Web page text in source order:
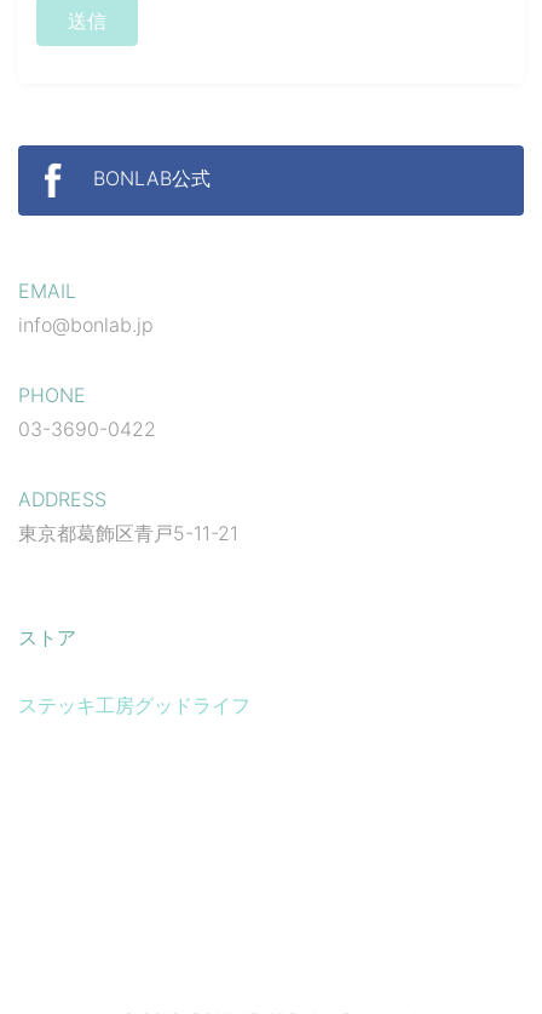
BONLAB公式
EMAIL
info@bonlab.jp
PHONE
03-3690-0422
ADDRESS
東京都葛飾区青戸5-11-21
ストア
ステッキ工房グッドライフ